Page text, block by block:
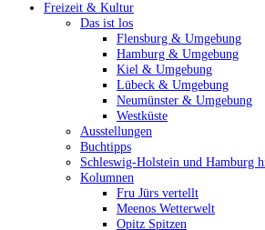
Freizeit & Kultur
Das ist los
Flensburg & Umgebung
Hamburg & Umgebung
Kiel & Umgebung
Lübeck & Umgebung
Neumünster & Umgebung
Westküste
Ausstellungen
Buchtipps
Schleswig-Holstein und Hamburg
Kolumnen
Fru Jürs vertellt
Meenos Wetterwelt
Opitz Spitzen